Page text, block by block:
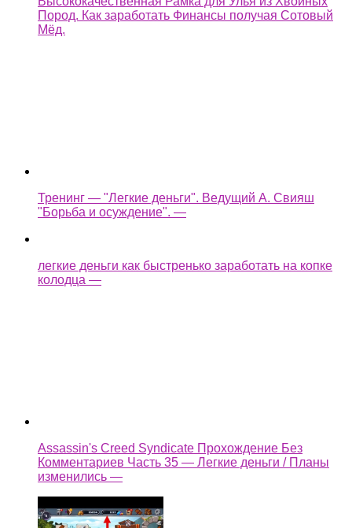
Пород. Как заработать Финансы получая Сотовый
Мёд.
Assassin's Creed Syndicate Прохождение Без